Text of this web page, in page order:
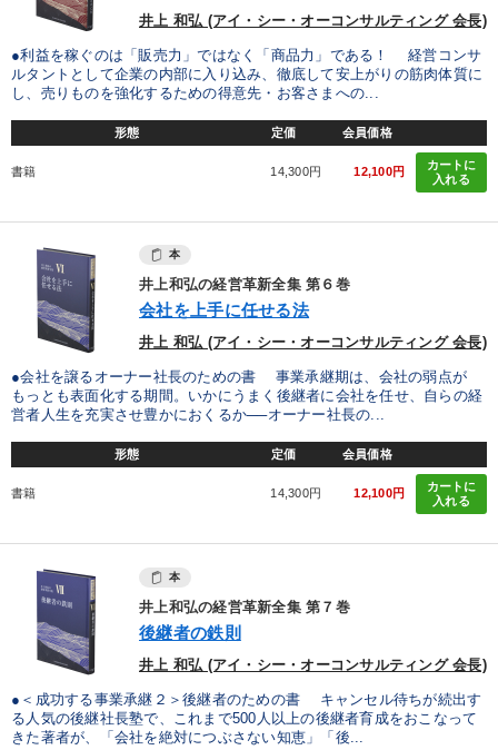
井上 和弘 (アイ・シー・オーコンサルティング 会長)
●利益を稼ぐのは「販売力」ではなく「商品力」である！ 経営コンサ
ルタントとして企業の内部に入り込み、徹底して安上がりの筋肉体質に
し、売りものを強化するための得意先・お客さまへの...
形態 定価 会員価格
書籍 14,300円 12,100円
カートに
入れる
本
井上和弘の経営革新全集 第６巻
会社を上手に任せる法
井上 和弘 (アイ・シー・オーコンサルティング 会長)
●会社を譲るオーナー社長のための書 事業承継期は、会社の弱点が
もっとも表面化する期間。いかにうまく後継者に会社を任せ、自らの経
営者人生を充実させ豊かにおくるか──オーナー社長の...
形態 定価 会員価格
書籍 14,300円 12,100円
カートに
入れる
本
井上和弘の経営革新全集 第７巻
後継者の鉄則
井上 和弘 (アイ・シー・オーコンサルティング 会長)
●＜成功する事業承継２＞後継者のための書 キャンセル待ちが続出す
る人気の後継社長塾で、これまで500人以上の後継者育成をおこなって
きた著者が、「会社を絶対につぶさない知恵」「後...